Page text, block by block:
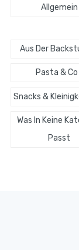
Allgemein
Aus Der
Pasta & Co
Snacks &
Was In Keine
Passt